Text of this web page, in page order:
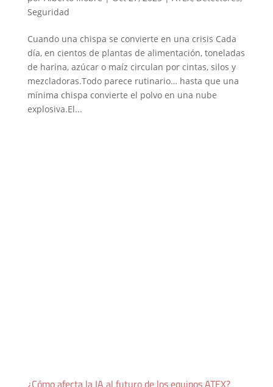
Seguridad
Cuando una chispa se convierte en una crisis Cada
día, en cientos de plantas de alimentación, toneladas
de harina, azúcar o maíz circulan por cintas, silos y
mezcladoras.Todo parece rutinario… hasta que una
mínima chispa convierte el polvo en una nube
explosiva.El...
¿Cómo afecta la IA al futuro de los equipos ATEX?